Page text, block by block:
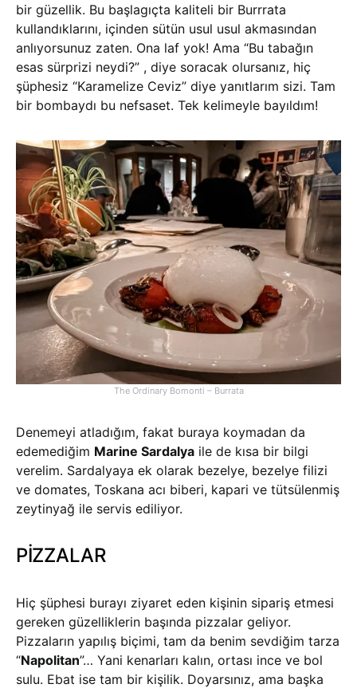
bir güzellik. Bu başlagıçta kaliteli bir Burrrata
kullandıklarını, içinden sütün usul usul akmasından
anlıyorsunuz zaten. Ona laf yok! Ama “Bu tabağın
esas sürprizi neydi?” , diye soracak olursanız, hiç
şüphesiz “Karamelize Ceviz” diye yanıtlarım sizi. Tam
bir bombaydı bu nefsaset. Tek kelimeyle bayıldım!
The Ordinary Bomonti – Burrata
Denemeyi atladığım, fakat buraya koymadan da
edemediğim Marine Sardalya ile de kısa bir bilgi
verelim. Sardalyaya ek olarak bezelye, bezelye filizi
ve domates, Toskana acı biberi, kapari ve tütsülenmiş
zeytinyağ ile servis ediliyor.
PİZZALAR
Hiç şüphesi burayı ziyaret eden kişinin sipariş etmesi
gereken güzelliklerin başında pizzalar geliyor.
Pizzaların yapılış biçimi, tam da benim sevdiğim tarza
“Napolitan”… Yani kenarları kalın, ortası ince ve bol
sulu. Ebat ise tam bir kişilik. Doyarsınız, ama başka